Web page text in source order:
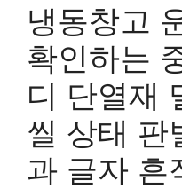
냉동창고
확인하는
디 단열재
씰 상태 판
과 글자 흔